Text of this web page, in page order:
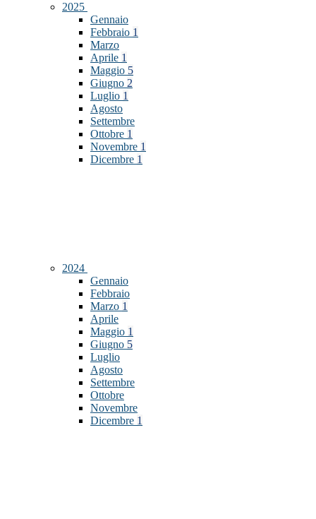
2025
Gennaio
Febbraio 1
Marzo
Aprile 1
Maggio 5
Giugno 2
Luglio 1
Agosto
Settembre
Ottobre 1
Novembre 1
Dicembre 1
2024
Gennaio
Febbraio
Marzo 1
Aprile
Maggio 1
Giugno 5
Luglio
Agosto
Settembre
Ottobre
Novembre
Dicembre 1